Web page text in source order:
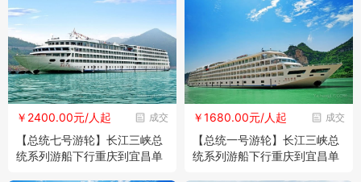
成交
￥2400.00元/人起
【总统七号游轮】长江三峡总
统系列游船下行重庆到宜昌单
成交
￥1680.00元/人起
【总统一号游轮】长江三峡总
统系列游船下行重庆到宜昌单